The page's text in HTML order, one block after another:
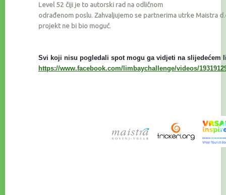
Level 52 čiji je to autorski rad na odličnom
odrađenom poslu. Zahvaljujemo se partnerima utrke Maistra
projekt ne bi bio moguć.
Svi koji nisu pogledali spot mogu ga vidjeti na slijedećem
https://www.facebook.com/limbaychallenge/videos/